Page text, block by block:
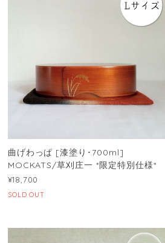
曲げわっぱ [漆塗り･700ml]
MOCKATS/草刈庄一 *限定特別仕様*
¥18,700
SOLD OUT